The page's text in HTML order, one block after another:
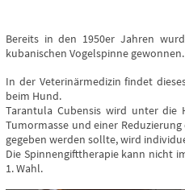
Bereits in den 1950er Jahren
kubanischen Vogelspinne gewonnen.
In der Veterinärmedizin findet
beim Hund.
Tarantula Cubensis wird unter die
Tumormasse und einer
gegeben werden sollte, wird
Die Spinnengifttherapie kann nicht
1. Wahl.